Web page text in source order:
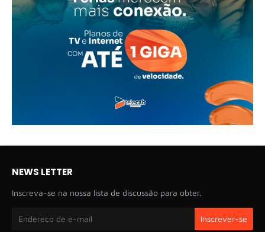
NEWS LETTER
Inscreva-se na nossa lista de discussão para obter.